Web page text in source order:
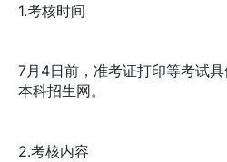
1.考核时间
7月4日前，准考证打印等考试
本科招生网。
2.考核内容